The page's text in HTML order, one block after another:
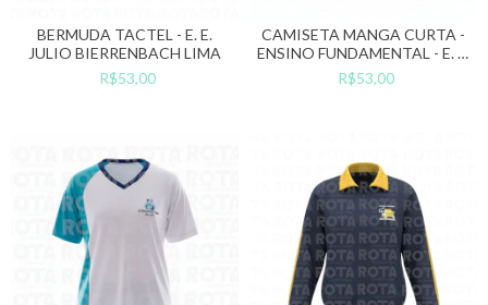
BERMUDA TACTEL - E. E.
JULIO BIERRENBACH LIMA
R$53,00
CAMISETA MANGA CURTA -
ENSINO FUNDAMENTAL - E. E.
JOSÉ ODIN DE ARRUDA
R$53,00